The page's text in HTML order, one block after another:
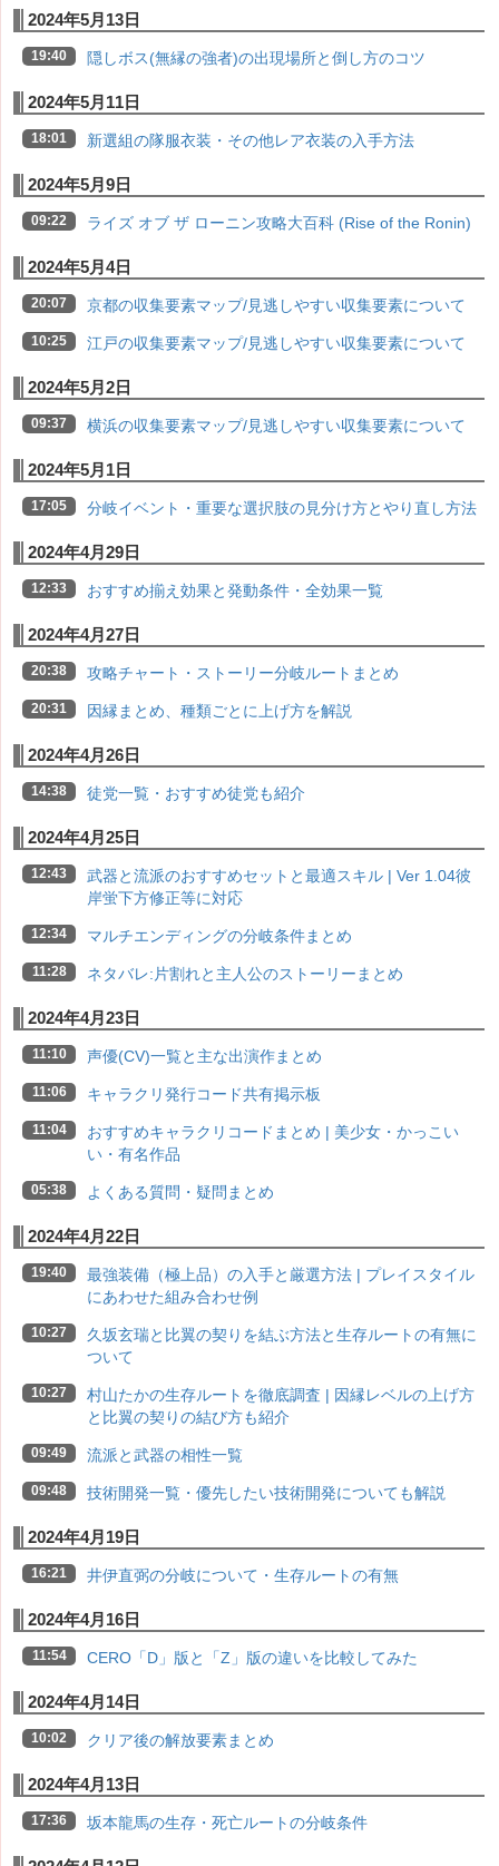
2024年5月13日
19:40 隠しボス(無縁の強者)の出現場所と倒し方のコツ
2024年5月11日
18:01 新選組の隊服衣装・その他レア衣装の入手方法
2024年5月9日
09:22 ライズ オブ ザ ローニン攻略大百科 (Rise of the Ronin)
2024年5月4日
20:07 京都の収集要素マップ/見逃しやすい収集要素について
10:25 江戸の収集要素マップ/見逃しやすい収集要素について
2024年5月2日
09:37 横浜の収集要素マップ/見逃しやすい収集要素について
2024年5月1日
17:05 分岐イベント・重要な選択肢の見分け方とやり直し方法
2024年4月29日
12:33 おすすめ揃え効果と発動条件・全効果一覧
2024年4月27日
20:38 攻略チャート・ストーリー分岐ルートまとめ
20:31 因縁まとめ、種類ごとに上げ方を解説
2024年4月26日
14:38 徒党一覧・おすすめ徒党も紹介
2024年4月25日
12:43
武器と流派のおすすめセットと最適スキル | Ver 1.04彼
岸蛍下方修正等に対応
12:34 マルチエンディングの分岐条件まとめ
11:28 ネタバレ:片割れと主人公のストーリーまとめ
2024年4月23日
11:10 声優(CV)一覧と主な出演作まとめ
11:06 キャラクリ発行コード共有掲示板
11:04
おすすめキャラクリコードまとめ | 美少女・かっこい
い・有名作品
05:38 よくある質問・疑問まとめ
2024年4月22日
19:40
最強装備（極上品）の入手と厳選方法 | プレイスタイル
にあわせた組み合わせ例
10:27
久坂玄瑞と比翼の契りを結ぶ方法と生存ルートの有無に
ついて
10:27
村山たかの生存ルートを徹底調査 | 因縁レベルの上げ方
と比翼の契りの結び方も紹介
09:49 流派と武器の相性一覧
09:48 技術開発一覧・優先したい技術開発についても解説
2024年4月19日
16:21 井伊直弼の分岐について・生存ルートの有無
2024年4月16日
11:54 CERO「D」版と「Z」版の違いを比較してみた
2024年4月14日
10:02 クリア後の解放要素まとめ
2024年4月13日
17:36 坂本龍馬の生存・死亡ルートの分岐条件